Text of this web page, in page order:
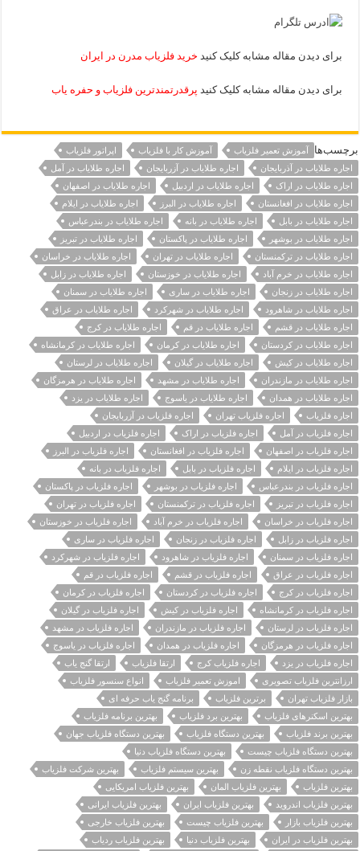
برای دیدن مقاله مشابه کلیک کنید خرید فلزیاب مدرن در ایران
برای دیدن مقاله مشابه کلیک کنید پرقدرتمندترین فلزیاب و حفره یاب
برچسب‌ها آموزش تعمیر فلزیاب آموزش کار با فلزیاب
اپراتور فلزیاب
اجاره طلایاب در آذربایجان
اجاره طلایاب در آزربایجان
اجاره طلایاب در آمل
اجاره طلایاب در اراک
اجاره طلایاب در اردبیل
اجاره طلایاب در اصفهان
اجاره طلایاب در افغانستان
اجاره طلایاب در البرز
اجاره طلایاب در ایلام
اجاره طلایاب در بابل
اجاره طلایاب در بانه
اجاره طلایاب در بندرعباس
اجاره طلایاب در بوشهر
اجاره طلایاب در پاکستان
اجاره طلایاب در تبریز
اجاره طلایاب در ترکمنستان
اجاره طلایاب در تهران
اجاره طلایاب در خراسان
اجاره طلایاب در خرم آباد
اجاره طلایاب در خوزستان
اجاره طلایاب در زابل
اجاره طلایاب در زنجان
اجاره طلایاب در ساری
اجاره طلایاب در سمنان
اجاره طلایاب در شاهرود
اجاره طلایاب در شهرکرد
اجاره طلایاب در عراق
اجاره طلایاب در قشم
اجاره طلایاب در قم
اجاره طلایاب در کرج
اجاره طلایاب در کردستان
اجاره طلایاب در کرمان
اجاره طلایاب در کرمانشاه
اجاره طلایاب در کیش
اجاره طلایاب در گیلان
اجاره طلایاب در لرستان
اجاره طلایاب در مازندران
اجاره طلایاب در مشهد
اجاره طلایاب در هرمزگان
اجاره طلایاب در همدان
اجاره طلایاب در یاسوج
اجاره طلایاب در یزد
اجاره فلزیاب
اجاره فلزیاب تهران
اجاره فلزیاب در آزربایجان
اجاره فلزیاب در آمل
اجاره فلزیاب در اراک
اجاره فلزیاب در اردبیل
اجاره فلزیاب در اصفهان
اجاره فلزیاب در افغانستان
اجاره فلزیاب در البرز
اجاره فلزیاب در ایلام
اجاره فلزیاب در بابل
اجاره فلزیاب در بانه
اجاره فلزیاب در بندرعباس
اجاره فلزیاب در بوشهر
اجاره فلزیاب در پاکستان
اجاره فلزیاب در تبریز
اجاره فلزیاب در ترکمنستان
اجاره فلزیاب در تهران
اجاره فلزیاب در خراسان
اجاره فلزیاب در خرم آباد
اجاره فلزیاب در خوزستان
اجاره فلزیاب در زابل
اجاره فلزیاب در زنجان
اجاره فلزیاب در ساری
اجاره فلزیاب در سمنان
اجاره فلزیاب در شاهرود
اجاره فلزیاب در شهرکرد
اجاره فلزیاب در عراق
اجاره فلزیاب در قشم
اجاره فلزیاب در قم
اجاره فلزیاب در کرج
اجاره فلزیاب در کردستان
اجاره فلزیاب در کرمان
اجاره فلزیاب در کرمانشاه
اجاره فلزیاب در کیش
اجاره فلزیاب در گیلان
اجاره فلزیاب در لرستان
اجاره فلزیاب در مازندران
اجاره فلزیاب در مشهد
اجاره فلزیاب در هرمزگان
اجاره فلزیاب در همدان
اجاره فلزیاب در یاسوج
اجاره فلزیاب در یزد
اجاره فلزیاب کرج ارتقا فلزیاب
ارتقا گنج یاب
ارزانترین فلزیاب تصویری
اموزش تعمیر فلزیاب
انواع سنسور فلزیاب
بازار فلزیاب تهران
برترین فلزیاب
برنامه گنج یاب حرفه ای
بهترین اسکنرهای فلزیاب
بهترین برد فلزیاب
بهترین برنامه فلزیاب
بهترین برند فلزیاب
بهترین دستگاه فلزیاب
بهترین دستگاه فلزیاب جهان
بهترین دستگاه فلزیاب چیست
بهترین دستگاه فلزیاب دنیا
بهترین دستگاه فلزیاب نقطه زن
بهترین سیستم فلزیاب
بهترین شرکت فلزیاب
بهترین فلزیاب
بهترین فلزیاب المان
بهترین فلزیاب امریکایی
بهترین فلزیاب اندروید
بهترین فلزیاب ایران
بهترین فلزیاب ایرانی
بهترین فلزیاب بازار
بهترین فلزیاب چیست
بهترین فلزیاب خارجی
بهترین فلزیاب در ایران
بهترین فلزیاب دنیا
بهترین فلزیاب ردیاب